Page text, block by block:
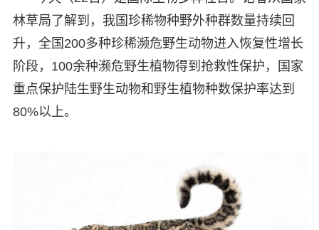
林草局了解到，我国珍稀物种野外种群数量持续回
升，全国200多种珍稀濒危野生动物进入恢复性增长
阶段，100余种濒危野生植物得到抢救性保护，国家
重点保护陆生野生动物和野生植物种数保护率达到
80%以上。